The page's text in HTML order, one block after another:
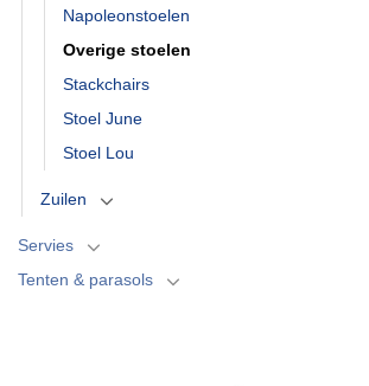
Napoleonstoelen
Overige stoelen
Stackchairs
Stoel June
Stoel Lou
Zuilen
Servies
Tenten & parasols